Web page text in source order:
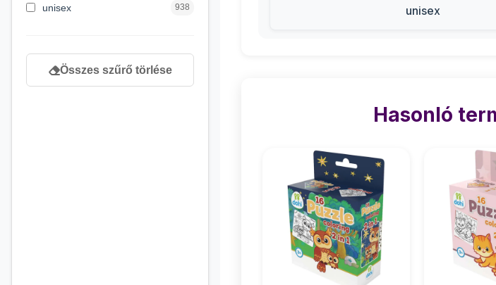
7 éves kortól 67
unisex 938
Összes szűrő törlése
unisex
Hasonló